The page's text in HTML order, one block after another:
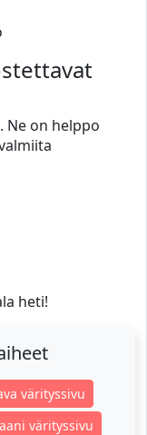
Ne on helppo
heti!
värityssivu
värityssivu